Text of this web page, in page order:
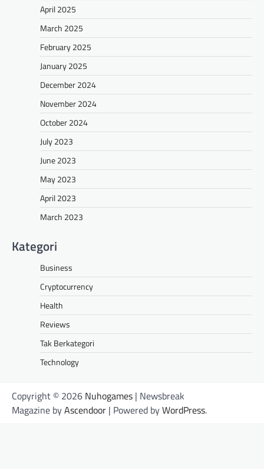
April 2025
March 2025
February 2025
January 2025
December 2024
November 2024
October 2024
July 2023
June 2023
May 2023
April 2023
March 2023
Kategori
Business
Cryptocurrency
Health
Reviews
Tak Berkategori
Technology
Copyright © 2026 Nuhogames | Newsbreak
Magazine byAscendoor | Powered byWordPress.